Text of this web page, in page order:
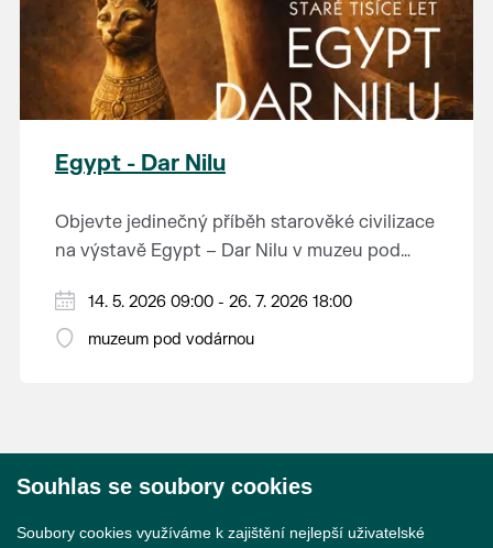
Egypt - Dar Nilu
Objevte jedinečný příběh starověké civilizace
na výstavě Egypt – Dar Nilu v muzeu pod
Výstava představuje umění starého Egypta,
autentickou hrobku se sarkofágem i
na tuto fascinující epochu.
2026 v muzeu pod vodárnou.
14. 5. 2026 09:00 - 26. 7. 2026 18:00
muzeum pod vodárnou
Souhlas se soubory cookies
Soubory cookies využíváme k zajištění nejlepší uživatelské